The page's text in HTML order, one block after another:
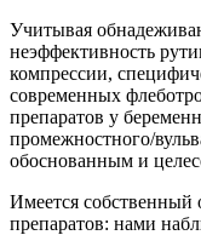
Учитывая
неэффективность
компрессии,
современных
препаратов у
промежностного/
обоснованным и
Имеется собственный
препаратов: нами